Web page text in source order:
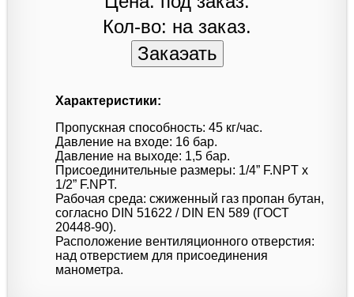
Кол-во: на заказ.
Характеристики:
Пропускная способность: 45 кг/час.
Давление на входе: 16 бар.
Давление на выходе: 1,5 бар.
Присоединительные размеры: 1/4” F.NPT x
1/2” F.NPT.
Рабочая среда: сжиженный газ пропан бутан,
согласно DIN 51622 / DIN EN 589 (ГОСТ
20448-90).
Расположение вентиляционного отверстия:
над отверстием для присоединения
манометра.